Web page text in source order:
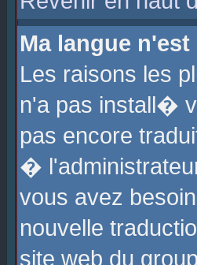
Ma langue
Les raisons les
n'a pas install�
pas encore
�
vous avez
nouvelle
site web du